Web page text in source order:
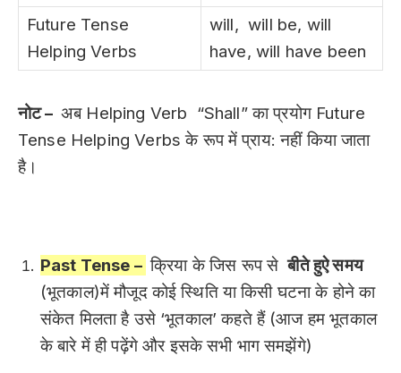
Future Tense
Helping Verbs
will, will be, will
have, will have been
नोट – अब Helping Verb “Shall” का प्रयोग Future
Tense Helping Verbs के रूप में प्राय: नहीं किया जाता
है।
Past Tense – क्रिया के जिस रूप सेबीते हुऐ समय
(भूतकाल)में मौजूद कोई स्थिति या किसी घटना के होने का
संकेत मिलता है उसे ‘भूतकाल’ कहते हैं (आज हम भूतकाल
के बारे में ही पढ़ेंगे और इसके सभी भाग समझेंगे)